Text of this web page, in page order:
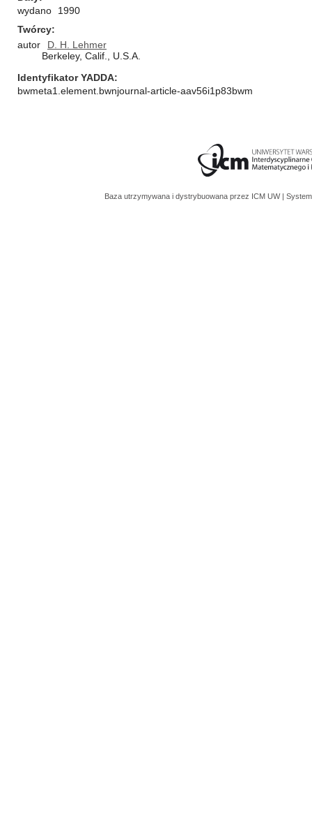
wydano
1990
Twórcy
autor
D. H. Lehmer
Berkeley, Calif., U.S.A.
Identyfikator YADDA
bwmeta1.element.bwnjournal-article-aav56i1p83bwm
Baza utrzymywana i dystrybuowana przez ICM UW |